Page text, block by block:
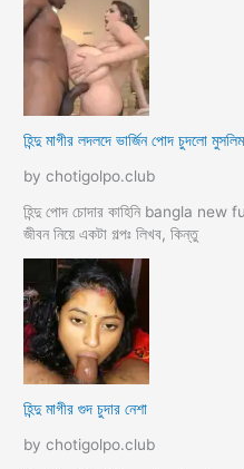
হিন্দু মাগীর লদলদে ভার্জিন পোদ চুদলো
by chotigolpo.club
হিন্দু পোদ চোদার কাহিনি bangla new
জীবন নিয়ে একটা গল্পঃ লিখব, কিন্তু
হিন্দু মাগীর গুদ চুদার নেশা
by chotigolpo.club